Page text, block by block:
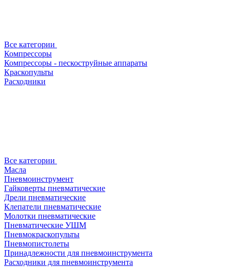
Все категории
Компрессоры
Компрессоры - пескоструйные аппараты
Краскопульты
Расходники
Все категории
Масла
Пневмоинструмент
Гайковерты пневматические
Дрели пневматические
Клепатели пневматические
Молотки пневматические
Пневматические УШМ
Пневмокраскопульты
Пневмопистолеты
Принадлежности для пневмоинструмента
Расходники для пневмоинструмента